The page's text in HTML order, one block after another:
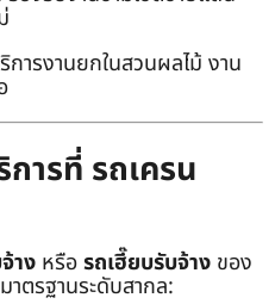
การงานยกในสวนผลไม้ งาน
การที่ รถเครน
าง หรือรถเฮี๊ยบรับจ้าง ของ
าตรฐานระดับสากล: